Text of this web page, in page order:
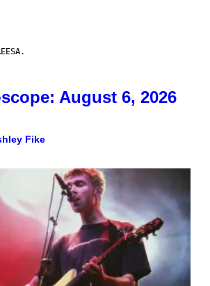
August 6, 2026
Fike